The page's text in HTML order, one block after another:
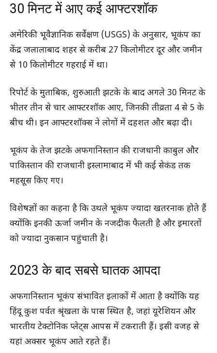
30 मिनट में आए कई आफ्टरशॉक
अमेरिकी भूवैज्ञानिक सर्वेक्षण (USGS) के अनुसार, भूकंप का
केंद्र जलालाबाद शहर से करीब 27 किलोमीटर दूर और जमीन
से 10 किलोमीटर गहराई में था।
रिपोर्ट के मुताबिक, शुरुआती झटके के बाद अगले 30 मिनट के
भीतर तीन से चार आफ्टरशॉक आए, जिनकी तीव्रता 4 से 5 के
बीच थी। इन आफ्टरशॉक्स ने लोगों में दहशत और बढ़ा दी।
भूकंप के तेज झटके अफगानिस्तान की राजधानी काबुल और
पाकिस्तान की राजधानी इस्लामाबाद में भी कई सेकंड तक
महसूस किए गए।
विशेषज्ञों का कहना है कि उथले भूकंप ज्यादा खतरनाक होते हैं
क्योंकि इनकी ऊर्जा जमीन के नजदीक फैलती है और इमारतों
को ज्यादा नुकसान पहुंचाती है।
2023 के बाद सबसे घातक आपदा
अफगानिस्तान भूकंप संभावित इलाकों में आता है क्योंकि यह
हिंदू कुश पर्वत श्रृंखला के पास स्थित है, जहां यूरेशियन और
भारतीय टेक्टोनिक प्लेट्स आपस में टकराती हैं। इसी वजह से
यहां अक्सर भूकंप आते रहते हैं।